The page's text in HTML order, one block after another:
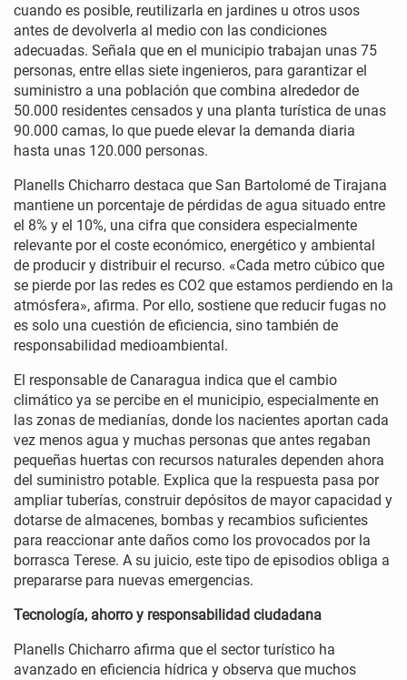
cuando es posible, reutilizarla en jardines u otros usos
antes de devolverla al medio con las condiciones
adecuadas. Señala que en el municipio trabajan unas 75
personas, entre ellas siete ingenieros, para garantizar el
suministro a una población que combina alrededor de
50.000 residentes censados y una planta turística de unas
90.000 camas, lo que puede elevar la demanda diaria
hasta unas 120.000 personas.
Planells Chicharro destaca que San Bartolomé de Tirajana
mantiene un porcentaje de pérdidas de agua situado entre
el 8% y el 10%, una cifra que considera especialmente
relevante por el coste económico, energético y ambiental
de producir y distribuir el recurso. «Cada metro cúbico que
se pierde por las redes es CO2 que estamos perdiendo en la
atmósfera», afirma. Por ello, sostiene que reducir fugas no
es solo una cuestión de eficiencia, sino también de
responsabilidad medioambiental.
El responsable de Canaragua indica que el cambio
climático ya se percibe en el municipio, especialmente en
las zonas de medianías, donde los nacientes aportan cada
vez menos agua y muchas personas que antes regaban
pequeñas huertas con recursos naturales dependen ahora
del suministro potable. Explica que la respuesta pasa por
ampliar tuberías, construir depósitos de mayor capacidad y
dotarse de almacenes, bombas y recambios suficientes
para reaccionar ante daños como los provocados por la
borrasca Terese. A su juicio, este tipo de episodios obliga a
prepararse para nuevas emergencias.
Tecnología, ahorro y responsabilidad ciudadana
Planells Chicharro afirma que el sector turístico ha
avanzado en eficiencia hídrica y observa que muchos